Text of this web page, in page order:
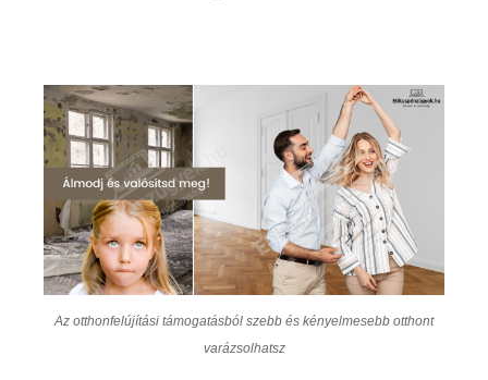
Az otthonfelújítási támogatásból szebb és kényelmesebb otthont
varázsolhatsz